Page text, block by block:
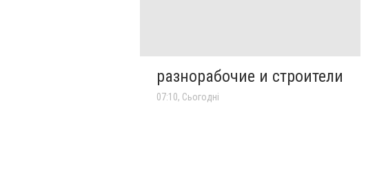
разнорабочие и строители
07:10, Сьогодні